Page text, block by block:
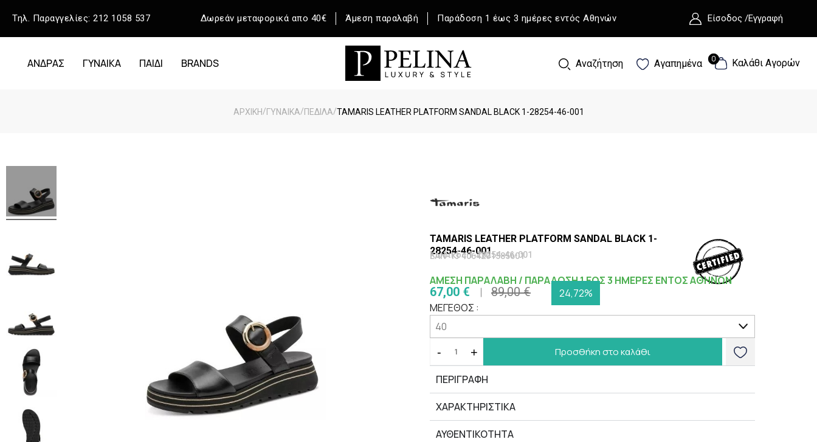
Τηλ. Παραγγελίες: 212 1058 537 Δωρεάν μεταφορικά απο 40€ Άμεση παραλαβή Παράδοση 1 έως 3 ημέρες εντός Αθηνών Είσοδος /Εγγραφή
ΑΝΔΡΑΣ ΓΥΝΑΙΚΑ ΠΑΙΔΙ BRANDS Αναζήτηση Αγαπημένα 0 Καλάθι Αγορών
0
ΑΡΧΙΚΉ/ΓΥΝΑΙΚΑ/ΠΕΔΙΛΑ/TAMARIS LEATHER PLATFORM SANDAL BLACK 1-28254-46-001
TAMARIS LEATHER PLATFORM SANDAL BLACK 1-
28254-46-001
Κωδικός 1-28254-46-001
EAN-13 4064201585601
ΑΜΕΣΗ ΠΑΡΑΛΑΒΗ / ΠΑΡΑΔΟΣΗ 1 ΕΩΣ 3 ΗΜΕΡΕΣ ΕΝΤΟΣ ΑΘΗΝΩΝ
67,00 € 89,00 €
24,72%
ΜΕΓΕΘΟΣ :
- + Προσθήκη στο καλάθι
ΠΕΡΙΓΡΑΦΗ
ΧΑΡΑΚΤΗΡΙΣΤΙΚΆ
ΑΥΘΕΝΤΙΚΟΤΗΤΑ